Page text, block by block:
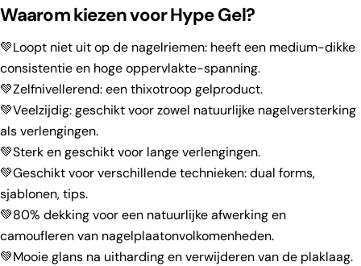
Waarom kiezen voor Hype Gel?
💚Loopt niet uit op de nagelriemen: heeft een medium-dikke
consistentie en hoge oppervlakte-spanning.
💚Zelfnivellerend: een thixotroop gelproduct.
💚Veelzijdig: geschikt voor zowel natuurlijke nagelversterking
als verlengingen.
💚Sterk en geschikt voor lange verlengingen.
💚Geschikt voor verschillende technieken: dual forms,
sjablonen, tips.
💚80% dekking voor een natuurlijke afwerking en
camoufleren van nagelplaatonvolkomenheden.
💚Mooie glans na uitharding en verwijderen van de plaklaag.